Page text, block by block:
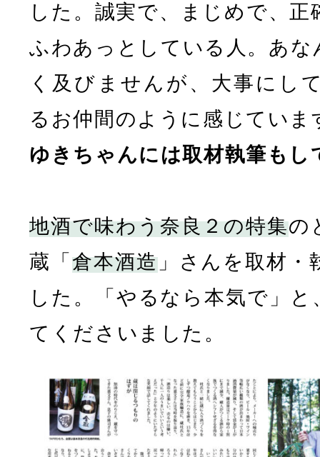
した。誠実で、まじめで、
ふわあっとしている人。あな
く及びませんが、大事にし
るお仲間のように感じていま
ゆきちゃんには取材執筆もし
地酒で味わう奈良２の特集の
蔵「倉本酒造」さんを取材・
した。「やるなら本気で」
てくださいました。